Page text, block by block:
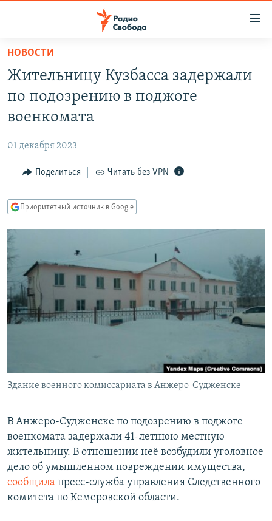
упрощенного
доступа
основному
Вернутся
Вернутся
поиску
АВТОРСКИЕ ПРОЕКТЫ
МНЕНИЯ
КУЛЬТУРА
КАВКАЗ.РЕАЛИИ
СЕВЕР.РЕАЛИИ
СИБИРЬ.РЕАЛИИ
РАСПИСАНИЕ ВЕЩАНИЯ
ПОДПИШИТЕСЬ НА РАССЫЛКУ
Все сайты РСЕ/РС
НОВОСТИ
Жительницу Кузбасса задержали
по подозрению в поджоге
военкомата
01 декабря 2023
Поделиться Читать без VPN
Приоритетный источник в Google
Здание военного комиссариата в Анжеро-Судженске
В Анжеро-Судженске по подозрению в поджоге
военкомата задержали 41-летнюю местную
жительницу. В отношении неё возбудили уголовное
дело об умышленном повреждении имущества,
сообщила пресс-служба управления Следственного
комитета по Кемеровской области.